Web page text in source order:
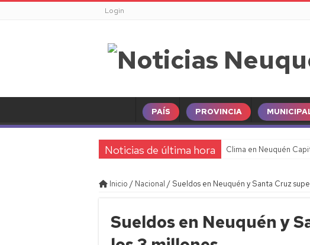
Login
PAÍS PROVINCIA
Noticias de última hora Clima en Neuquén
Inicio / Nacional / Sueldos en Neuquén y Santa Cruz
Sueldos en Neuquén y